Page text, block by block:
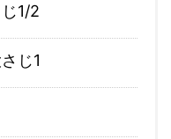
1/2
じ1